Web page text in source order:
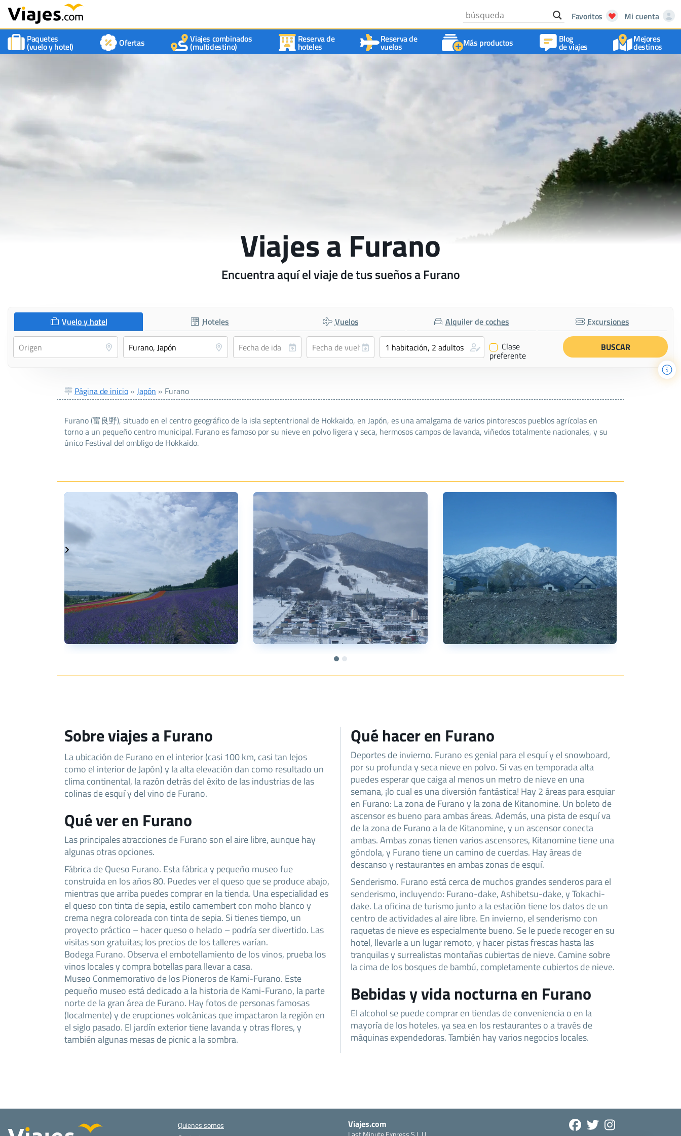
Favoritos
Mi cuenta
Paquetes
(vuelo y hotel) Ofertas Viajes combinados
(multidestino)
Reserva de
hoteles
Reserva de
vuelos Más productos Blog
de viajes
Mejores
destinos
Viajes a Furano
Encuentra aquí el viaje de tus sueños a Furano
Vuelo y hotel Hoteles Vuelos Alquiler de coches Excursiones
✔ Clase
preferente
Página de inicio » Japón » Furano
Furano (富良野), situado en el centro geográfico de la isla septentrional de Hokkaido, en Japón, es una amalgama de varios pintorescos pueblos agrícolas en
torno a un pequeño centro municipal. Furano es famoso por su nieve en polvo ligera y seca, hermosos campos de lavanda, viñedos totalmente nacionales, y su
único Festival del ombligo de Hokkaido.
Sobre viajes a Furano
La ubicación de Furano en el interior (casi 100 km, casi tan lejos
como el interior de Japón) y la alta elevación dan como resultado un
clima continental, la razón detrás del éxito de las industrias de las
colinas de esquí y del vino de Furano.
Qué ver en Furano
Las principales atracciones de Furano son el aire libre, aunque hay
algunas otras opciones.
Fábrica de Queso Furano. Esta fábrica y pequeño museo fue
construida en los años 80. Puedes ver el queso que se produce abajo,
mientras que arriba puedes comprar en la tienda. Una especialidad es
el queso con tinta de sepia, estilo camembert con moho blanco y
crema negra coloreada con tinta de sepia. Si tienes tiempo, un
proyecto práctico – hacer queso o helado – podría ser divertido. Las
visitas son gratuitas; los precios de los talleres varían.
Bodega Furano. Observa el embotellamiento de los vinos, prueba los
vinos locales y compra botellas para llevar a casa.
Museo Conmemorativo de los Pioneros de Kami-Furano. Este
pequeño museo está dedicado a la historia de Kami-Furano, la parte
norte de la gran área de Furano. Hay fotos de personas famosas
(localmente) y de erupciones volcánicas que impactaron la región en
el siglo pasado. El jardín exterior tiene lavanda y otras flores, y
también algunas mesas de picnic a la sombra.
Qué hacer en Furano
Deportes de invierno. Furano es genial para el esquí y el snowboard,
por su profunda y seca nieve en polvo. Si vas en temporada alta
puedes esperar que caiga al menos un metro de nieve en una
semana, ¡lo cual es una diversión fantástica! Hay 2 áreas para esquiar
en Furano: La zona de Furano y la zona de Kitanomine. Un boleto de
ascensor es bueno para ambas áreas. Además, una pista de esquí va
de la zona de Furano a la de Kitanomine, y un ascensor conecta
ambas. Ambas zonas tienen varios ascensores, Kitanomine tiene una
góndola, y Furano tiene un camino de cuerdas. Hay áreas de
descanso y restaurantes en ambas zonas de esquí.
Senderismo. Furano está cerca de muchos grandes senderos para el
senderismo, incluyendo: Furano-dake, Ashibetsu-dake, y Tokachi-
dake. La oficina de turismo junto a la estación tiene los datos de un
centro de actividades al aire libre. En invierno, el senderismo con
raquetas de nieve es especialmente bueno. Se le puede recoger en su
hotel, llevarle a un lugar remoto, y hacer pistas frescas hasta las
tranquilas y surrealistas montañas cubiertas de nieve. Camine sobre
la cima de los bosques de bambú, completamente cubiertos de nieve.
Bebidas y vida nocturna en Furano
El alcohol se puede comprar en tiendas de conveniencia o en la
mayoría de los hoteles, ya sea en los restaurantes o a través de
máquinas expendedoras. También hay varios negocios locales.
Quienes somos
Viajes.com